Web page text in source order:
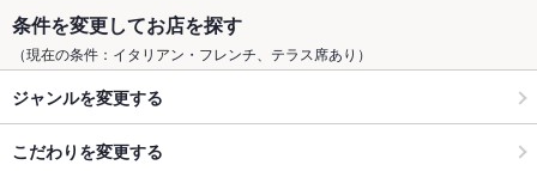
条件を変更してお店を探す
（現在の条件：イタリアン・フレンチ、テラス席あり）
ジャンルを変更する
こだわりを変更する